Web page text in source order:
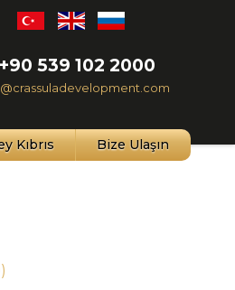
+90 539 102 2000
Kıbrıs Bize Ulaşın